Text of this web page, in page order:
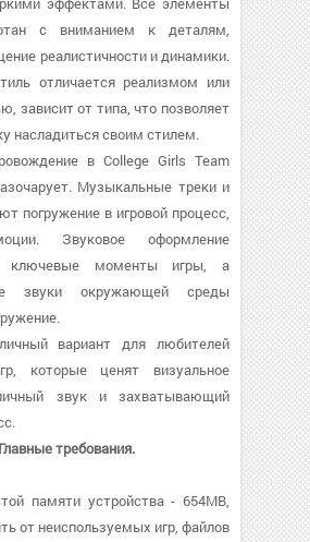
с вниманием к деталям,
реалистичности и динамики.
отличается реализмом или
зависит от типа, что позволяет
насладиться своим стилем.
в College Girls Team
Музыкальные треки и
погружение в игровой процесс,
Звуковое оформление
ключевые моменты игры, а
звуки окружающей среды
вариант для любителей
которые ценят визуальное
звук и захватывающий
Главные требования.
памяти устройства - 654MB,
от неиспользуемых игр, файлов